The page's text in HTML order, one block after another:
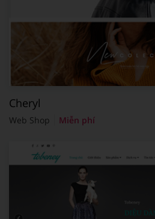
Cheryl
Web Shop Miễn phí